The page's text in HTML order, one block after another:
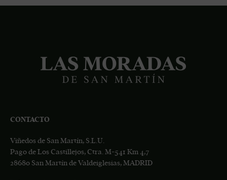
CONTACTO
Viñedos de San Martín, S.L.U.
Pago de Los Castillejos, Ctra. M-541 Km 4,7
28680 San Martín de Valdeiglesias, MADRID